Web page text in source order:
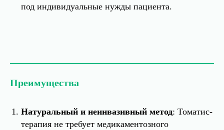
под индивидуальные нужды пациента.
Преимущества
Натуральный и неинвазивный метод: Томатис-
терапия не требует медикаментозного